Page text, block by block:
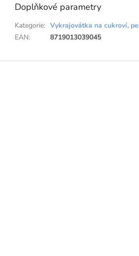
Doplňkové parametry
Kategorie: Vykrajovátka na cukroví,
EAN: 8719013039045
Z